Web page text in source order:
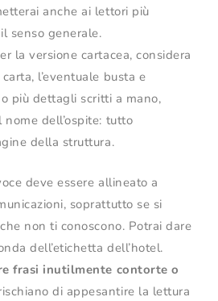
anche ai lettori più
senso generale.
la versione cartacea, considera
l’eventuale busta e
più dettagli scritti a mano,
dell’ospite: tutto
della struttura.
deve essere allineato a
soprattutto se si
non ti conoscono. Potrai dare
dell’etichetta dell’hotel.
frasi inutilmente contorte o
di appesantire la lettura